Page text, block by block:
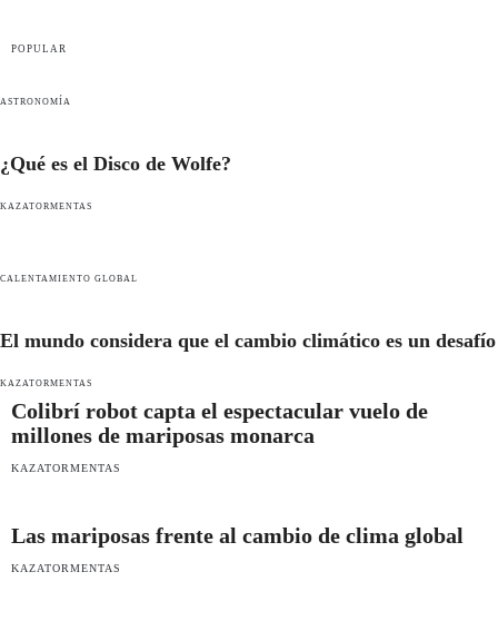
POPULAR
ASTRONOMÍA
¿Qué es el Disco de Wolfe?
KAZATORMENTAS
CALENTAMIENTO GLOBAL
El mundo considera que el cambio climático es un desafío
KAZATORMENTAS
Colibrí robot capta el espectacular vuelo de
millones de mariposas monarca
KAZATORMENTAS
Las mariposas frente al cambio de clima global
KAZATORMENTAS